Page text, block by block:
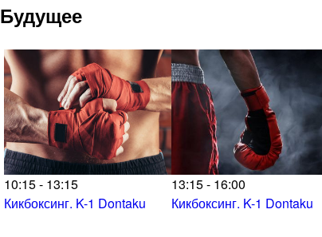
Будущее
10:15 - 13:15
Кикбоксинг. K-1 Dontaku
13:15 - 16:00
Кикбоксинг. K-1 Dontaku